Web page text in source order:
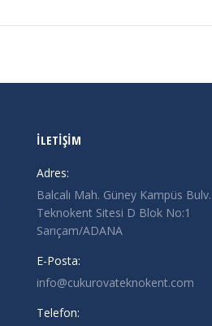
İLETİŞİM
Adres:
Balcalı Mah. Güney Kampüs Bulv.
Teknokent Sitesi D Blok No:1
Sarıçam/ADANA
E-Posta:
info@cukurovateknokent.com
Telefon: